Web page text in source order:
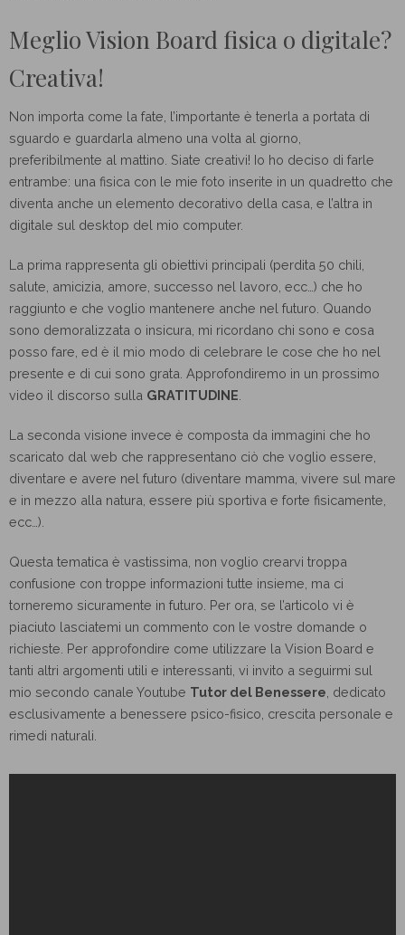
Meglio Vision Board fisica o digitale?
Creativa!
Non importa come la fate, l’importante è tenerla a portata di
sguardo e guardarla almeno una volta al giorno,
preferibilmente al mattino. Siate creativi! Io ho deciso di farle
entrambe: una fisica con le mie foto inserite in un quadretto che
diventa anche un elemento decorativo della casa, e l’altra in
digitale sul desktop del mio computer.
La prima rappresenta gli obiettivi principali (perdita 50 chili,
salute, amicizia, amore, successo nel lavoro, ecc…) che ho
raggiunto e che voglio mantenere anche nel futuro. Quando
sono demoralizzata o insicura, mi ricordano chi sono e cosa
posso fare, ed è il mio modo di celebrare le cose che ho nel
presente e di cui sono grata. Approfondiremo in un prossimo
video il discorso sulla GRATITUDINE
La seconda visione invece è composta da immagini che ho
scaricato dal web che rappresentano ciò che voglio essere,
diventare e avere nel futuro (diventare mamma, vivere sul mare
e in mezzo alla natura, essere più sportiva e forte fisicamente,
ecc…).
Questa tematica è vastissima, non voglio crearvi troppa
confusione con troppe informazioni tutte insieme, ma ci
torneremo sicuramente in futuro. Per ora, se l’articolo vi è
piaciuto lasciatemi un commento con le vostre domande o
richieste. Per approfondire come utilizzare la Vision Board e
tanti altri argomenti utili e interessanti, vi invito a seguirmi sul
mio secondo canale Youtube Tutor del Benessere , dedicato
esclusivamente a benessere psico-fisico, crescita personale e
rimedi naturali.